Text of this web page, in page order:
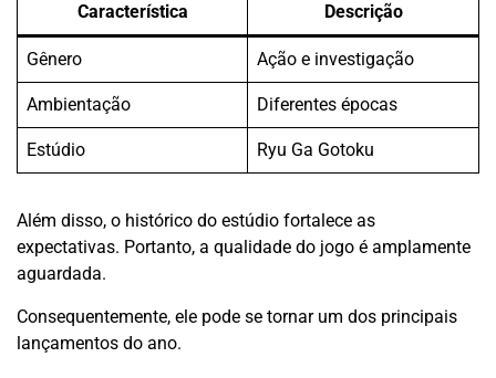
Característica Descrição
Gênero Ação e investigação
Ambientação Diferentes épocas
Estúdio Ryu Ga Gotoku
Além disso, o histórico do estúdio fortalece as
expectativas. Portanto, a qualidade do jogo é amplamente
aguardada.
Consequentemente, ele pode se tornar um dos principais
lançamentos do ano.